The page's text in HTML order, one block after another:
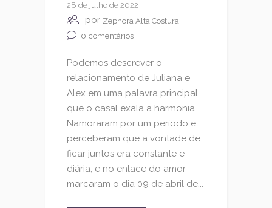
28 de julho de 2022
por Zephora Alta Costura
0 comentários
Podemos descrever o
relacionamento de Juliana e
Alex em uma palavra principal
que o casal exala a harmonia.
Namoraram por um período e
perceberam que a vontade de
ficar juntos era constante e
diária, e no enlace do amor
marcaram o dia 09 de abril de...